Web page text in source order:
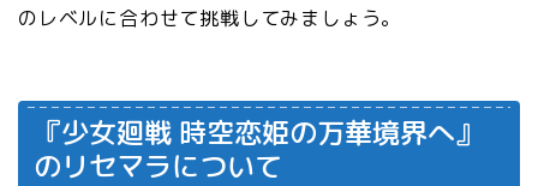
のレベルに合わせて挑戦してみましょう。
『少女廻戦 時空恋姫の万華境界へ』
のリセマラについて